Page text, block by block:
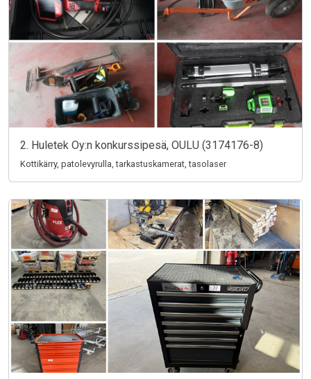
2. Huletek Oy:n konkurssipesä, OULU (3174176-8)
Kottikärry, patolevyrulla, tarkastuskamerat, tasolaser